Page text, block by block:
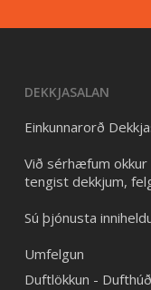
DEKKJASALAN
Einkunnarorð
Við sérhæfum
tengist dekkjum,
Sú þjónusta
Umfelgun
Duftlökkun -